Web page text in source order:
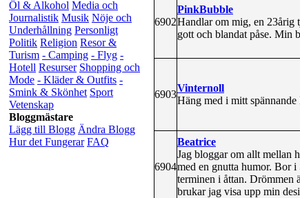
Öl & Alkohol Media och
Journalistik Musik Nöje och
Underhållning Personligt
Politik Religion Resor &
Turism - Camping - Flyg -
Hotell Resurser Shopping och
Mode - Kläder & Outfits -
Smink & Skönhet Sport
Vetenskap
Bloggmästare
Lägg till Blogg Ändra Blogg
Hur det Fungerar FAQ
6902
PinkBubble
Handlar om mig, en 23årig
gott och blandat påse. Min
6903
Vinternoll
Häng med i mitt
6904
Beatrice
Jag bloggar om allt mellan
med en gnutta humor. Bor
terminen i åttan. Drömmen
brukar jag visa upp min